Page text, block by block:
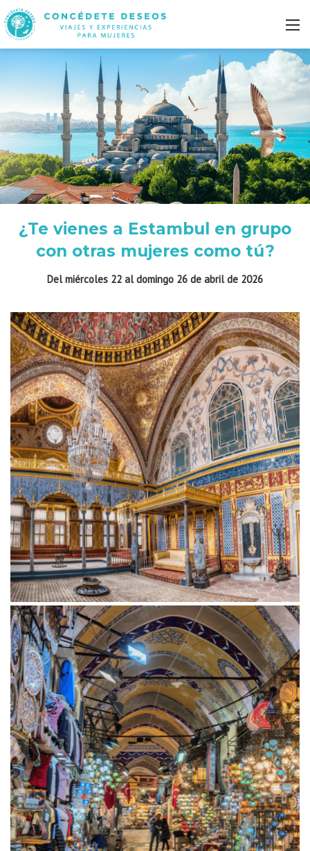
¿Te vienes a Estambul en grupo
con otras mujeres como tú?
Del miércoles 22 al domingo 26 de abril de 2026